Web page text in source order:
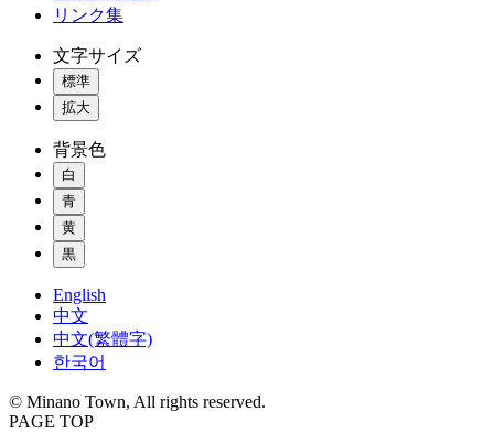
リンク集
文字サイズ
標準
拡大
背景色
白
青
黄
黒
English
中文
中文(繁體字)
한국어
© Minano Town, All rights reserved.
PAGE TOP